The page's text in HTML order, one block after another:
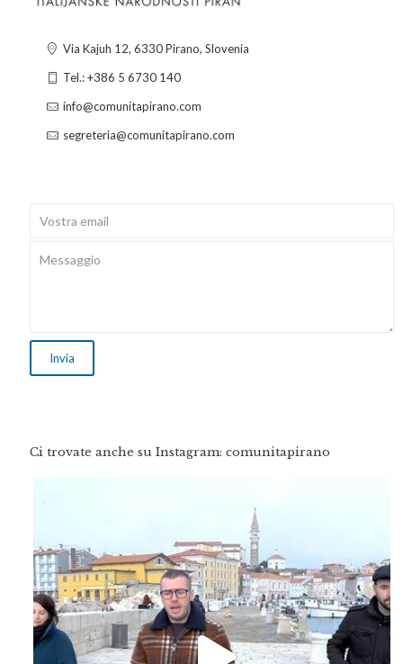
Via Kajuh 12, 6330 Pirano, Slovenia
Tel.: +386 5 6730 140
info@comunitapirano.com
segreteria@comunitapirano.com
Ci trovate anche su Instagram: comunitapirano